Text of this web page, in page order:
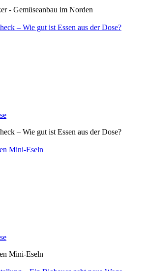
- Gemüseanbau im Norden
– Wie gut ist Essen aus der Dose?
– Wie gut ist Essen aus der Dose?
Mini-Eseln
Mini-Eseln